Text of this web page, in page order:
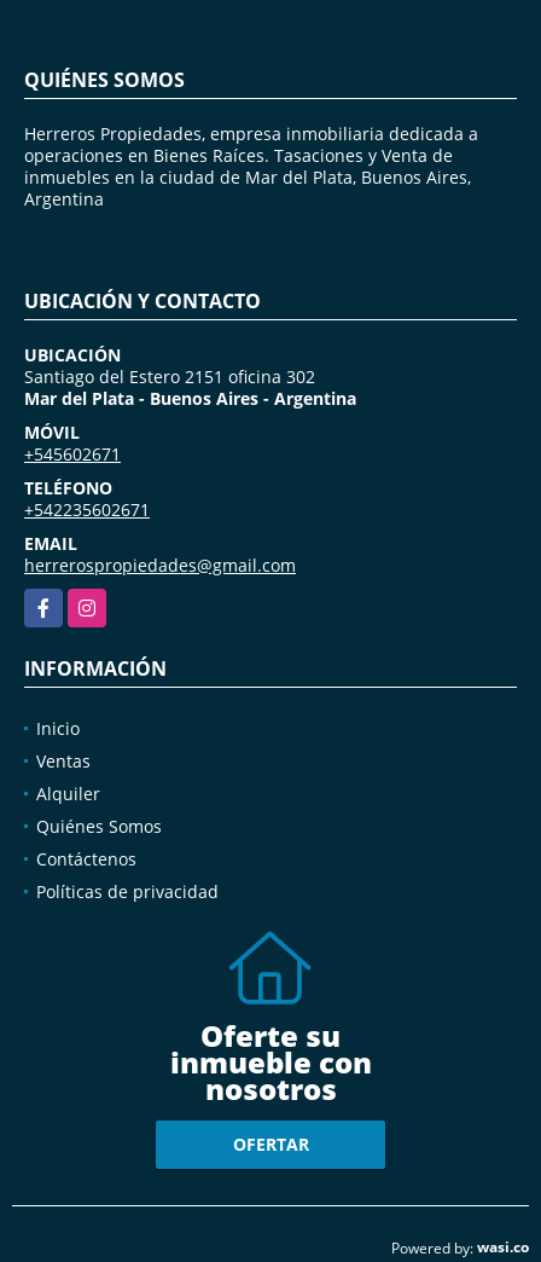
QUIÉNES SOMOS
Herreros Propiedades, empresa inmobiliaria dedicada a
operaciones en Bienes Raíces. Tasaciones y Venta de
inmuebles en la ciudad de Mar del Plata, Buenos Aires,
Argentina
UBICACIÓN Y CONTACTO
UBICACIÓN
Santiago del Estero 2151 oficina 302
Mar del Plata - Buenos Aires - Argentina
MÓVIL
+545602671
TELÉFONO
+542235602671
EMAIL
herrerospropiedades@gmail.com
FacebookInstagram
INFORMACIÓN
Inicio
Ventas
Alquiler
Quiénes Somos
Contáctenos
Políticas de privacidad
Oferte su
inmueble con
nosotros
OFERTAR
Powered by:wasi.co